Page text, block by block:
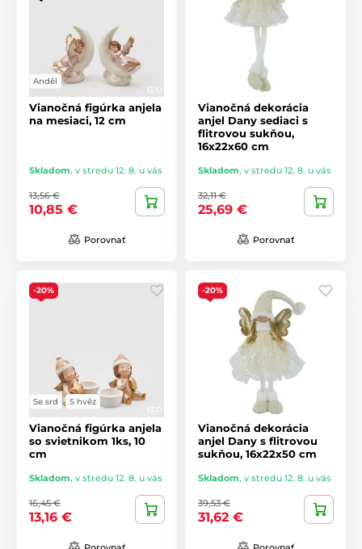
Anděl
Vianočná figúrka anjela
na mesiaci, 12 cm
Skladom, v stredu 12. 8. u vás
13,56 €
10,85 €
Porovnať
Vianočná dekorácia
anjel Dany sediaci s
flitrovou sukňou,
16x22x60 cm
Skladom, v stredu 12. 8. u vás
32,11 €
25,69 €
Porovnať
-20%
Se srd S hvěz
Vianočná figúrka anjela
so svietnikom 1ks, 10
cm
Skladom, v stredu 12. 8. u vás
16,45 €
13,16 €
-20%
Vianočná dekorácia
anjel Dany s flitrovou
sukňou, 16x22x50 cm
Skladom, v stredu 12. 8. u vás
39,53 €
31,62 €